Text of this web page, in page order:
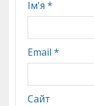
Ім'я *
Email *
Сайт